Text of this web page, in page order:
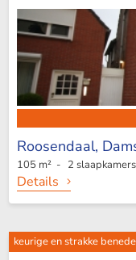
Roosendaal,
105 m² - 2 slaapkamers
Details
keurige en strakke